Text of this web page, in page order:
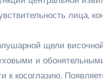
лица,
щели
и
к косоглазию.